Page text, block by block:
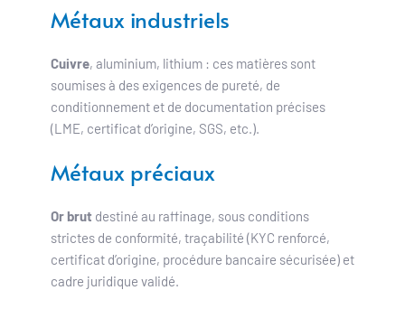
Métaux industriels
Cuivre, aluminium, lithium : ces matières sont
soumises à des exigences de pureté, de
conditionnement et de documentation précises
(LME, certificat d’origine, SGS, etc.).
Métaux préciaux
Or brut destiné au raffinage, sous conditions
strictes de conformité, traçabilité (KYC renforcé,
certificat d’origine, procédure bancaire sécurisée) et
cadre juridique validé.